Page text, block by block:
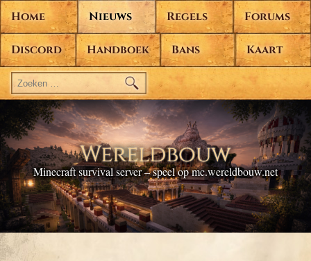
Home Nieuws Regels Forums
Discord Handboek Bans
Kaart
Zoeken
naar:
Wereldbouw
Minecraft survival server – speel op mc.wereldbouw.net